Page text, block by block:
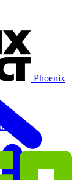
Phoenix